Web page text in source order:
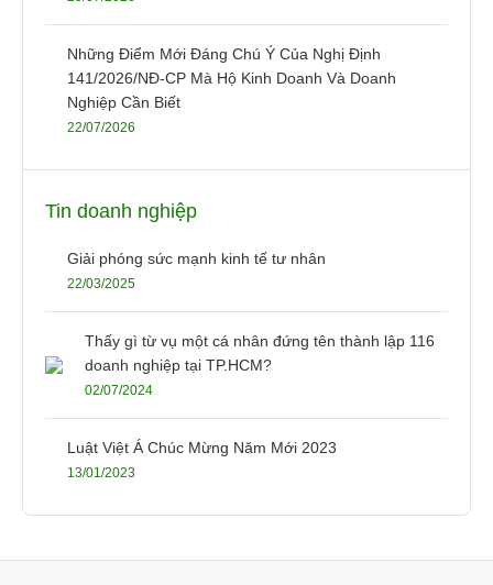
Những Điểm Mới Đáng Chú Ý Của Nghị Định
141/2026/NĐ-CP Mà Hộ Kinh Doanh Và Doanh
Nghiệp Cần Biết
22/07/2026
Tin doanh nghiệp
Giải phóng sức mạnh kinh tế tư nhân
22/03/2025
Thấy gì từ vụ một cá nhân đứng tên thành lập 116
doanh nghiệp tại TP.HCM?
02/07/2024
Luật Việt Á Chúc Mừng Năm Mới 2023
13/01/2023